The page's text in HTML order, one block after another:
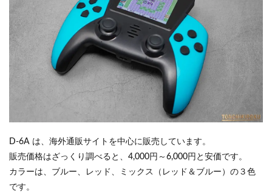
D-6A は、海外通販サイトを中心に販売しています。
販売価格はざっくり調べると、4,000円～6,000円と安価です。
カラーは、ブルー、レッド、ミックス（レッド＆ブルー）の３色
です。